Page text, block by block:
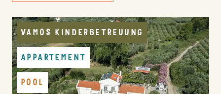
VAMOS KINDERBETREUUNG
APPARTEMENT
POOL